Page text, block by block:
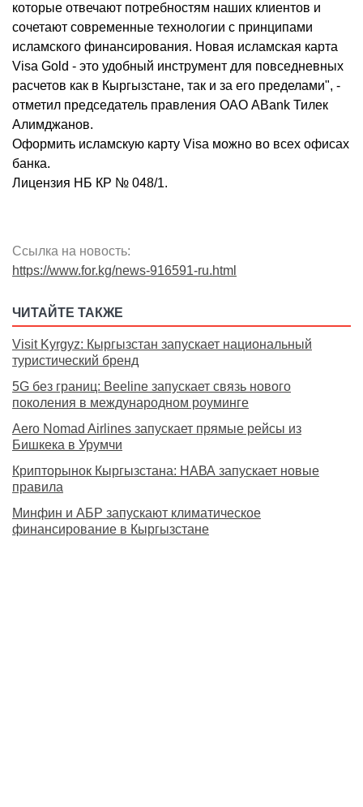
которые отвечают потребностям наших клиентов и
сочетают современные технологии с принципами
исламского финансирования. Новая исламская карта
Visa Gold - это удобный инструмент для повседневных
расчетов как в Кыргызстане, так и за его пределами", -
отметил председатель правления ОАО ABank Тилек
Алимджанов.
Оформить исламскую карту Visa можно во всех офисах
банка.
Лицензия НБ КР № 048/1.
Ссылка на новость:
https://www.for.kg/news-916591-ru.html
ЧИТАЙТЕ ТАКЖЕ
Visit Kyrgyz: Кыргызстан запускает национальный
туристический бренд
5G без границ: Beeline запускает связь нового
поколения в международном роуминге
Aero Nomad Airlines запускает прямые рейсы из
Бишкека в Урумчи
Крипторынок Кыргызстана: НАВА запускает новые
правила
Минфин и АБР запускают климатическое
финансирование в Кыргызстане